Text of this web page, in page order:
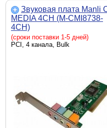
Звуковая плата Manli
MEDIA 4CH (M-CMI8738-
4CH)
(сроки поставки 1-5 дней)
PCI, 4 канала, Bulk